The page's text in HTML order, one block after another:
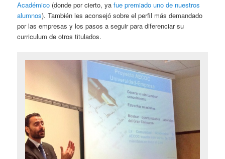
Académico (donde por cierto, yafue premiado uno de nuestros
alumnos). También les aconsejó sobre el perfil más demandado
por las empresas y los pasos a seguir para diferenciar su
curriculum de otros titulados.